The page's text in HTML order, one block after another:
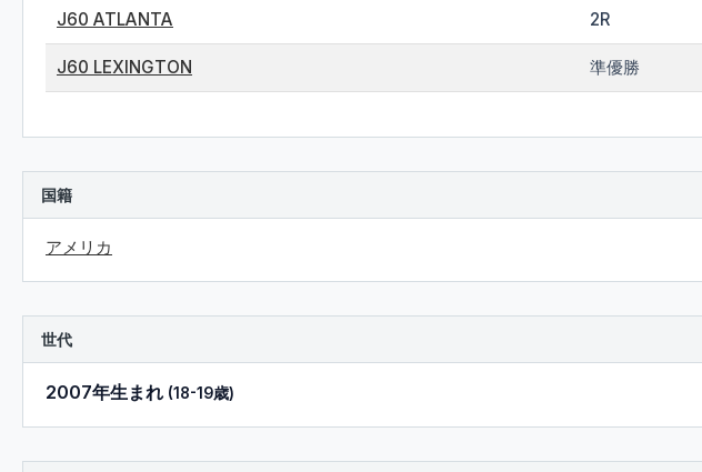
J60 ATLANTA 2R
J60 LEXINGTON 準優勝
国籍
アメリカ
世代
2007年生まれ (18-19歳)